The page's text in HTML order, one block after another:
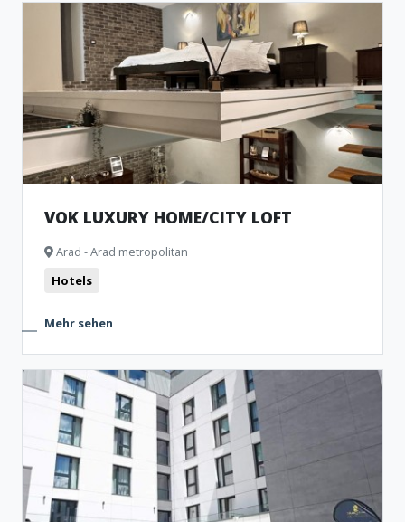
VOK LUXURY HOME/CITY LOFT
Arad - Arad metropolitan
Hotels
Mehr sehen